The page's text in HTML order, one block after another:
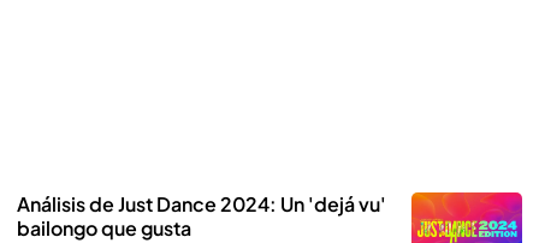
Análisis de Just Dance 2024: Un 'dejá vu'
bailongo que gusta